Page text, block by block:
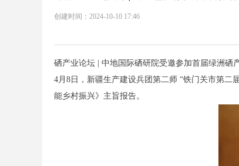
硒产业论坛 | 中地国际硒研院受邀参加首届绿洲硒
4月8日，新疆生产建设兵团第二师 “铁门关市第
能乡村振兴》主旨报告。
创建时间： 2024-10-10 17:46